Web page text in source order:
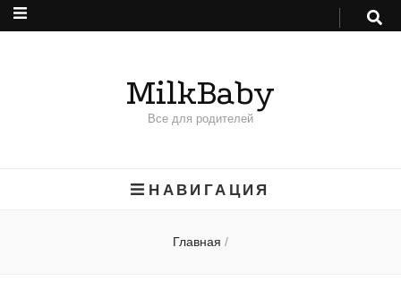
MilkBaby
Все для родителей
НАВИГАЦИЯ
Главная /